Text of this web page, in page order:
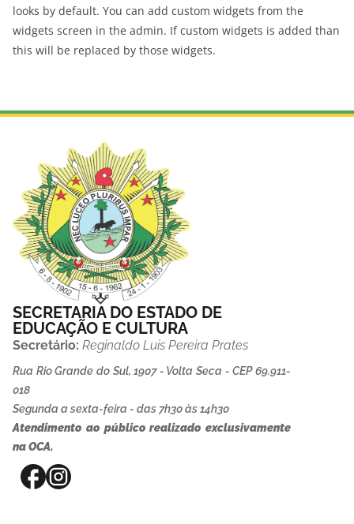
looks by default. You can add custom widgets from the
widgets screen in the admin. If custom widgets is added than
this will be replaced by those widgets.
SECRETARIA DO ESTADO DE
EDUCAÇÃO E CULTURA
Secretário: Reginaldo Luis Pereira Prates
Rua Rio Grande do Sul, 1907 - Volta Seca - CEP 69.911-
018
Segunda a sexta-feira - das 7h30 às 14h30
Atendimento ao público realizado exclusivamente
na OCA.